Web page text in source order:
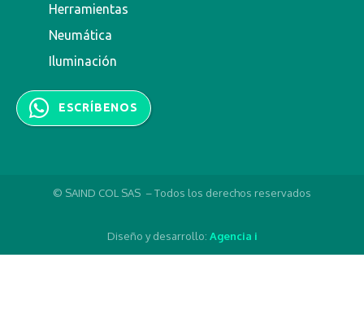
Herramientas
Neumática
Iluminación
ESCRÍBENOS
© SAIND COL SAS – Todos los derechos reservados
Diseño y desarrollo: Agencia i